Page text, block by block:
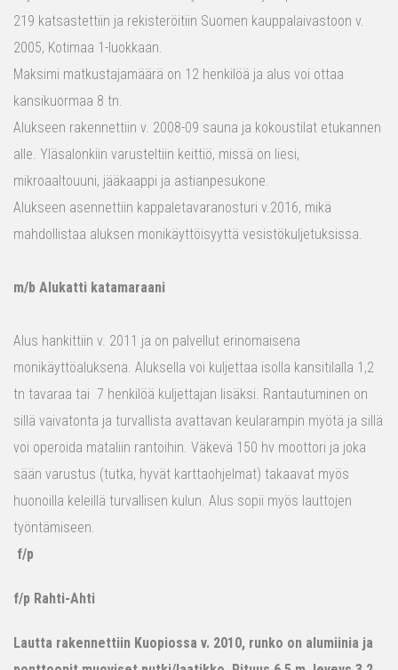
219 katsastettiin ja rekisteröitiin Suomen kauppalaivastoon v.
2005, Kotimaa 1-luokkaan.
Maksimi matkustajamäärä on 12 henkilöä ja alus voi ottaa
kansikuormaa 8 tn.
Alukseen rakennettiin v. 2008-09 sauna ja kokoustilat etukannen
alle. Yläsalonkiin varusteltiin keittiö, missä on liesi,
mikroaaltouuni, jääkaappi ja astianpesukone.
Alukseen asennettiin kappaletavaranosturi v.2016, mikä
mahdollistaa aluksen monikäyttöisyyttä vesistökuljetuksissa.
m/b Alukatti katamaraani
Alus hankittiin v. 2011 ja on palvellut erinomaisena
monikäyttöaluksena. Aluksella voi kuljettaa isolla kansitilalla 1,2
tn tavaraa tai 7 henkilöä kuljettajan lisäksi. Rantautuminen on
sillä vaivatonta ja turvallista avattavan keularampin myötä ja sillä
voi operoida mataliin rantoihin. Väkevä 150 hv moottori ja joka
sään varustus (tutka, hyvät karttaohjelmat) takaavat myös
huonoilla keleillä turvallisen kulun. Alus sopii myös lauttojen
työntämiseen.
f/p
f/p Rahti-Ahti
Lautta rakennettiin Kuopiossa v. 2010, runko on alumiinia ja